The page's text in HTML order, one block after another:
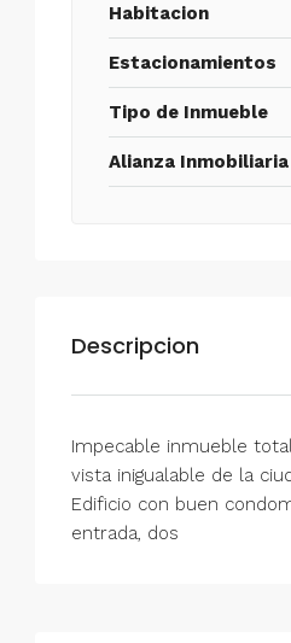
Habitacion
Estacionamientos
Tipo de Inmueble
Alianza Inmobiliaria
Descripcion
Impecable inmueble
vista inigualable de la
Edificio con buen
entrada, dos